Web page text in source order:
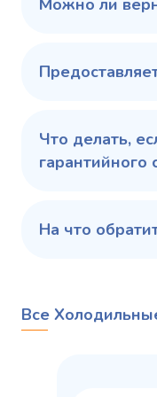
Можно ли
Что делать,
гарантийного
На что
Все